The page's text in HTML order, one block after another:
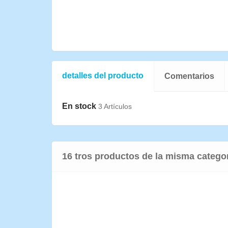
detalles del producto Comentarios
En stock 3 Artículos
16 tros productos de la misma